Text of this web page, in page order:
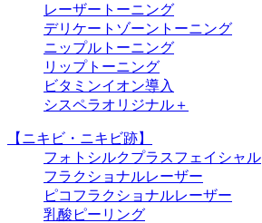
レーザートーニング
デリケートゾーントーニング
ニップルトーニング
リップトーニング
ビタミンイオン導入
シスペラオリジナル＋
【ニキビ・ニキビ跡】
フォトシルクプラスフェイシャル
フラクショナルレーザー
ピコフラクショナルレーザー
乳酸ピーリング